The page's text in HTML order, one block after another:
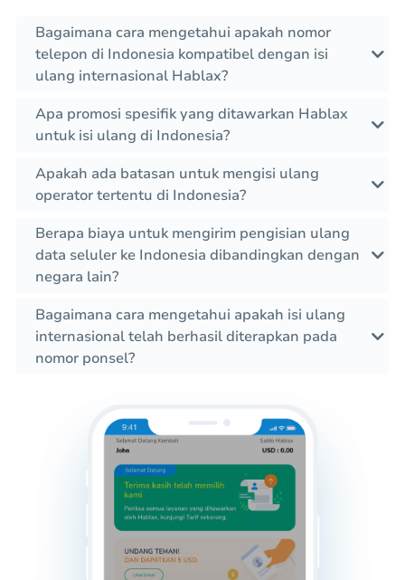
Bagaimana cara mengetahui apakah nomor
telepon di Indonesia kompatibel dengan isi
ulang internasional Hablax?
Apa promosi spesifik yang ditawarkan Hablax
untuk isi ulang di Indonesia?
Apakah ada batasan untuk mengisi ulang
operator tertentu di Indonesia?
Berapa biaya untuk mengirim pengisian ulang
data seluler ke Indonesia dibandingkan dengan
negara lain?
Bagaimana cara mengetahui apakah isi ulang
internasional telah berhasil diterapkan pada
nomor ponsel?